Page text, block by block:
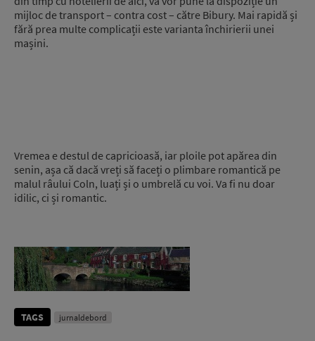
mijloc de transport – contra cost – către Bibury. Mai rapidă și
fără prea multe complicații este varianta închirierii unei
mașini.
Vremea e destul de capricioasă, iar ploile pot apărea din
senin, așa că dacă vreți să faceți o plimbare romantică pe
malul râului Coln, luați și o umbrelă cu voi. Va fi nu doar
idilic, ci și romantic.
TAGS jurnaldebord